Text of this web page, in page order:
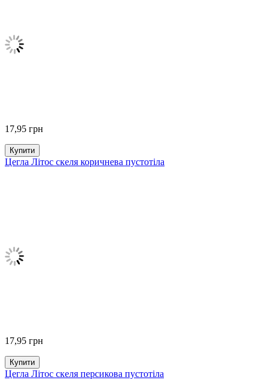
17,95 грн
Купити
Цегла Літос скеля коричнева пустотіла
17,95 грн
Купити
Цегла Літос скеля персикова пустотіла